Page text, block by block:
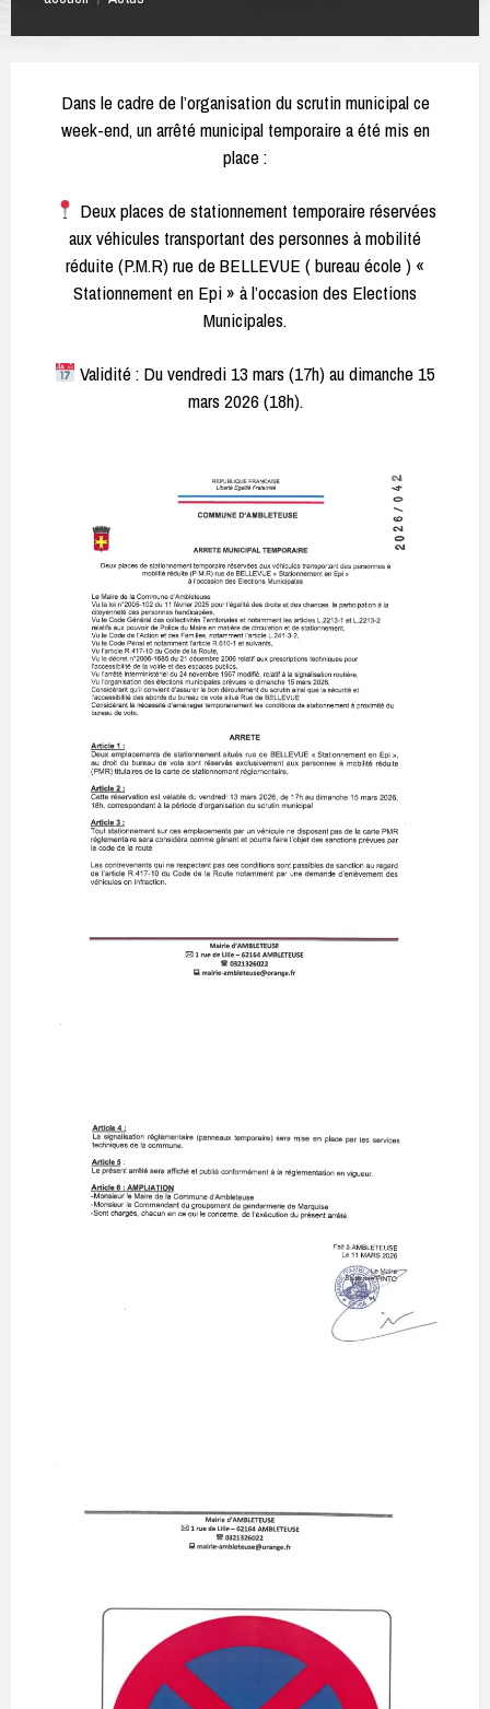
Dans le cadre de l’organisation du scrutin municipal ce
week-end, un arrêté municipal temporaire a été mis en
place :
Deux places de stationnement temporaire réservées
aux véhicules transportant des personnes à mobilité
réduite (P.M.R) rue de BELLEVUE ( bureau école ) «
Stationnement en Epi » à l’occasion des Elections
Municipales.
Validité : Du vendredi 13 mars (17h) au dimanche 15
mars 2026 (18h).